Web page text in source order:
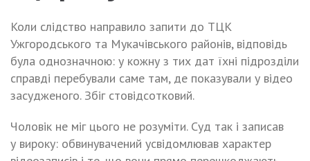
Коли слідство направило запити до ТЦК
Ужгородського та Мукачівського районів, відповідь
була однозначною: у кожну з тих дат їхні підрозділи
справді перебували саме там, де показували у відео
засудженого. Збіг стовідсотковий.
Чоловік не міг цього не розуміти. Суд так і записав
у вироку: обвинувачений усвідомлював характер